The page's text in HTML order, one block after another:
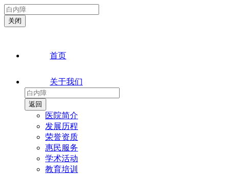
首页
关于我们
医院简介
发展历程
荣誉资质
惠民服务
学术活动
教育培训